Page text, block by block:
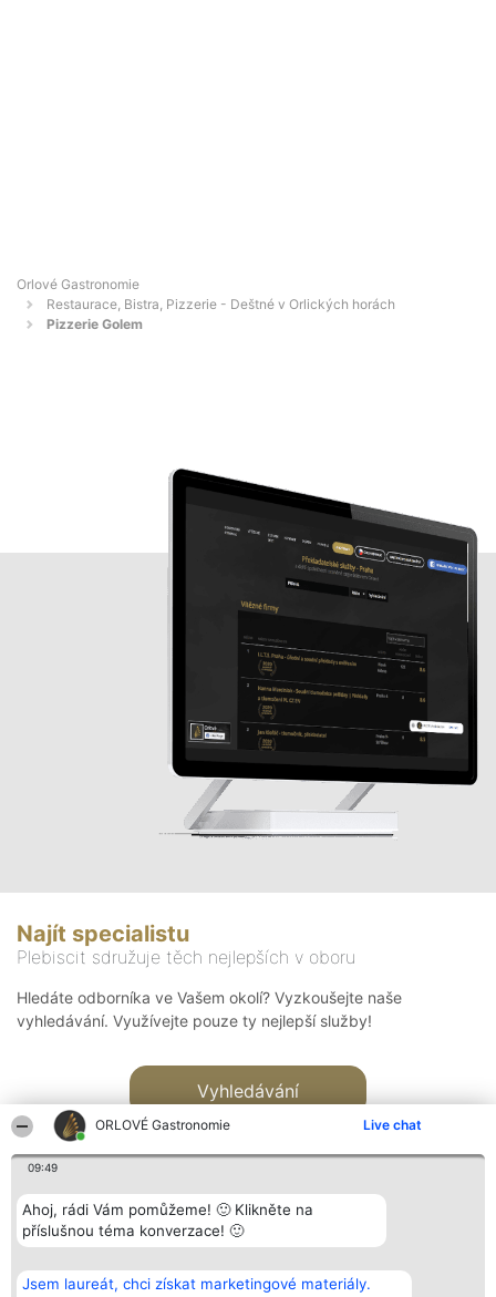
ORLOVÉ Gastronomie Live chat
09:49
Ahoj, rádi Vám pomůžeme! 🙂 Klikněte na
příslušnou téma konverzace! 🙂
Jsem laureát, chci získat marketingové materiály.
Orlové Gastronomie
Restaurace, Bistra, Pizzerie - Deštné v Orlických horách
Pizzerie Golem
Najít specialistu
Plebiscit sdružuje těch nejlepších v oboru
Hledáte odborníka ve Vašem okolí? Vyzkoušejte naše
vyhledávání. Využívejte pouze ty nejlepší služby!
Vyhledávání
Bright Side Solutions sp. z o.
o. sp. k.
Vítězové
Seznam všech
Kontakt